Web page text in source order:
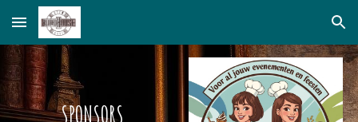
Skip to main content Skip to navigation
SPONSORS